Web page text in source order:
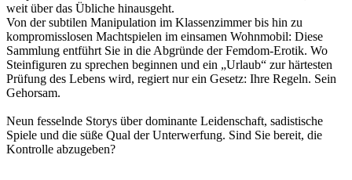
weit über das Übliche hinausgeht.
Von der subtilen Manipulation im Klassenzimmer bis hin zu
kompromisslosen Machtspielen im einsamen Wohnmobil: Diese
Sammlung entführt Sie in die Abgründe der Femdom-Erotik. Wo
Steinfiguren zu sprechen beginnen und ein „Urlaub“ zur härtesten
Prüfung des Lebens wird, regiert nur ein Gesetz: Ihre Regeln. Sein
Gehorsam.
Neun fesselnde Storys über dominante Leidenschaft, sadistische
Spiele und die süße Qual der Unterwerfung. Sind Sie bereit, die
Kontrolle abzugeben?